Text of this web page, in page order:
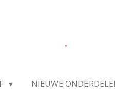
.
NIEUWE